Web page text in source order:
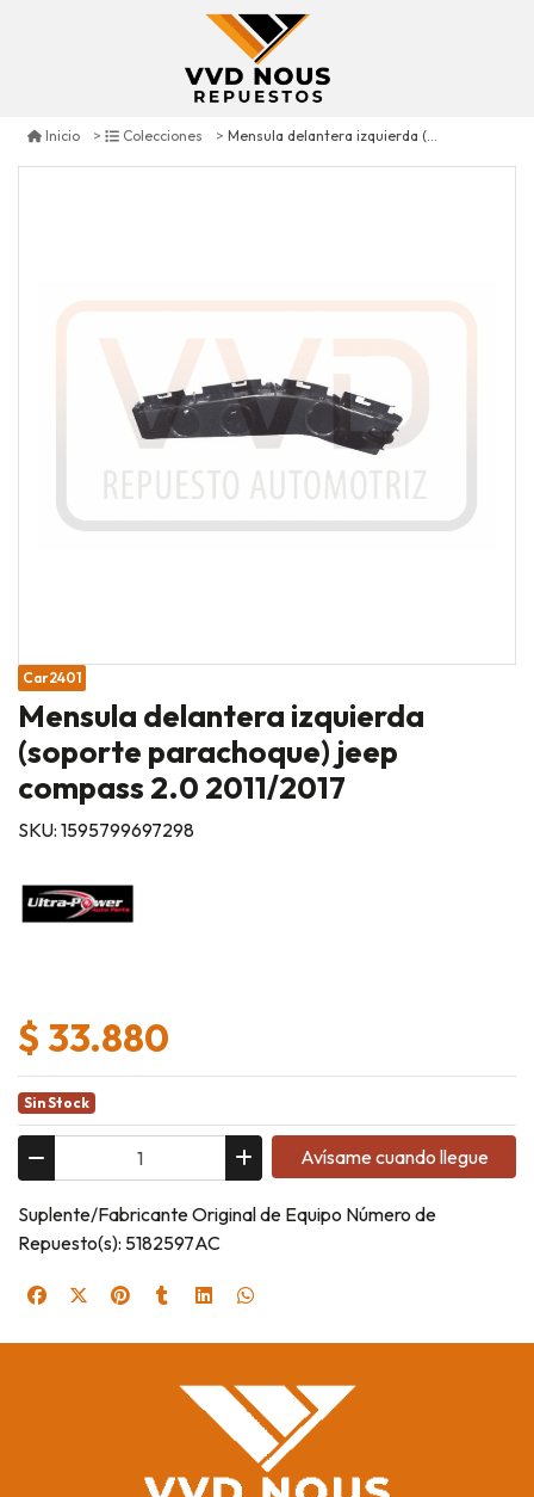
Inicio Colecciones Mensula delantera izquierda (soporte parachoque) jeep compass 2.0 2011/2017
Car2401
Mensula delantera izquierda
(soporte parachoque) jeep
compass 2.0 2011/2017
SKU: 1595799697298
$ 33.880
Sin Stock
Avísame cuando llegue
Suplente/Fabricante Original de Equipo Número de
Repuesto(s): 5182597AC